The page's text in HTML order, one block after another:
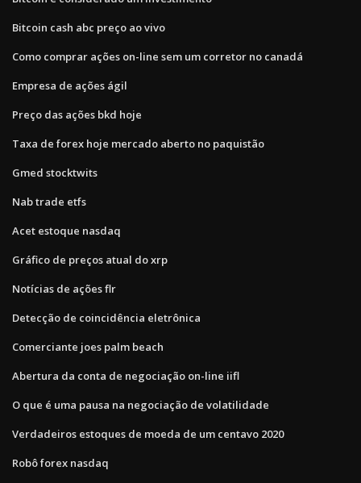
Bitcoin cash abc preço ao vivo
Como comprar ações on-line sem um corretor no canadá
Empresa de ações ágil
Preço das ações bkd hoje
Taxa de forex hoje mercado aberto no paquistão
Gmed stocktwits
Nab trade etfs
Acet estoque nasdaq
Gráfico de preços atual do xrp
Notícias de ações flr
Detecção de coincidência eletrônica
Comerciante joes palm beach
Abertura da conta de negociação on-line iifl
O que é uma pausa na negociação de volatilidade
Verdadeiros estoques de moeda de um centavo 2020
Robô forex nasdaq